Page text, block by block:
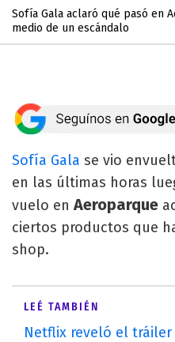
Sofía Gala aclaró qué pasó en
medio de un escándalo
Sofía Gala se vio
en las últimas horas
vuelo enAeroparque
ciertos productos que
shop.
LEÉ TAMBIÉN
Netflix reveló el